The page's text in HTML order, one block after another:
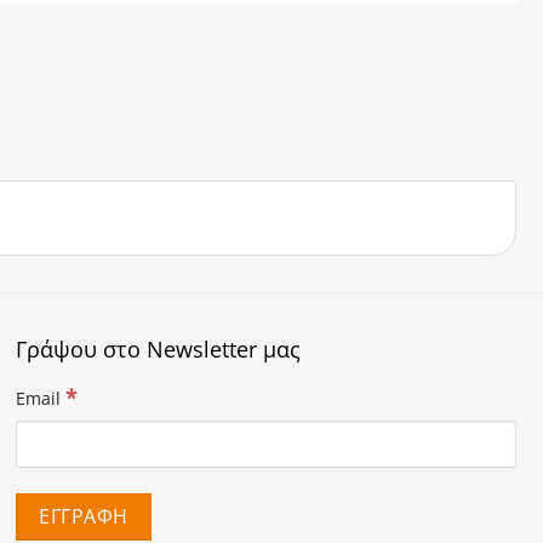
Γράψου στο Newsletter μας
Email *